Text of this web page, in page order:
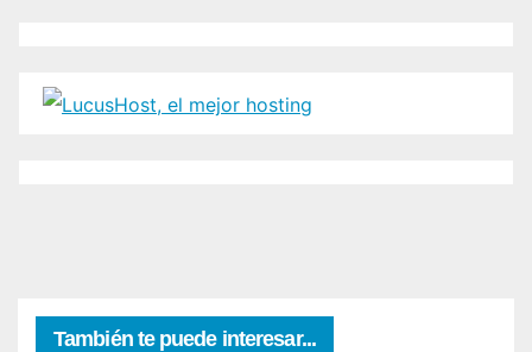
También te puede interesar...